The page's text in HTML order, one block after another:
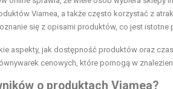
Viamea, a także często korzystać z
się z opisami produktów, co jest istotne
aspekty, jak dostępność produktów oraz
cenowych, które pomogą w
o produktach Viamea?